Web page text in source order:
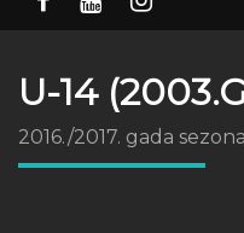
U-14
2016./2017. gada